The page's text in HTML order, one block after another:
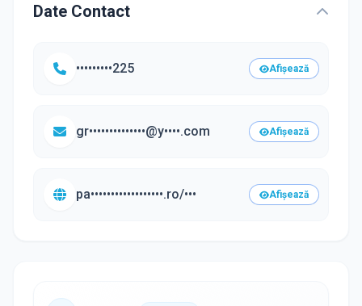
Date Contact
•••••••••225 Afișează
gr••••••••••••••@y••••.com Afișează
pa••••••••••••••••••.ro/••• Afișează